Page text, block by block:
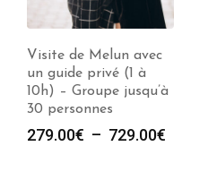
Visite de Saint-
Germain-en-Laye avec
un guide privé (1 à
10h) – Groupe jusqu’à
30 personnes